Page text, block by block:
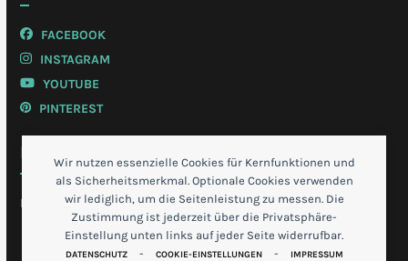
Wir nutzen essenzielle Cookies für Kernfunktionen und
als Sicherheitsmerkmal. Optionale Cookies verwenden
wir lediglich, um die Seitenleistung zu messen. Die
Zustimmung ist jederzeit über die Privatsphäre-
Einstellung unten links auf jeder Seite widerrufbar.
DATENSCHUTZ - COOKIE-EINSTELLUNGEN - IMPRESSUM
FACEBOOK
INSTAGRAM
YOUTUBE
PINTEREST
MEIN KONTO
LOGIN